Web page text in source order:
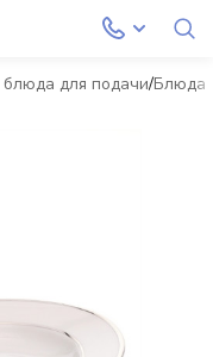
для подачи Блюда